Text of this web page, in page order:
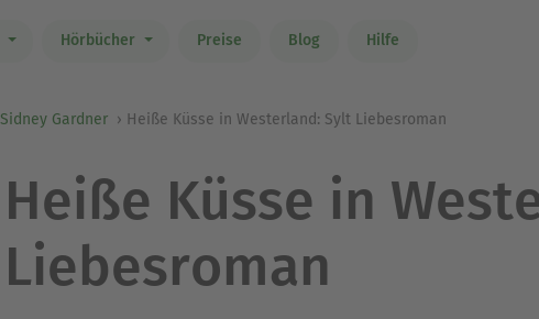
Hörbücher Preise Blog Hilfe
Sidney Gardner Heiße Küsse in Westerland: Sylt Liebesroman
Heiße Küsse in
Liebesroman